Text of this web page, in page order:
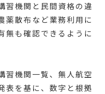
習機関と民間資格の違
薬散布など業務利用に
無も確認できるように
習機関一覧、無人航空
表を基に、数字と根拠